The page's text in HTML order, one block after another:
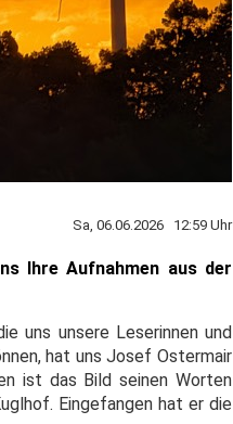
Sa, 06.06.2026 12:59 Uhr
Ihre Aufnahmen aus der
uns unsere Leserinnen und
hat uns Josef Ostermair
ist das Bild seinen Worten
Eingefangen hat er die